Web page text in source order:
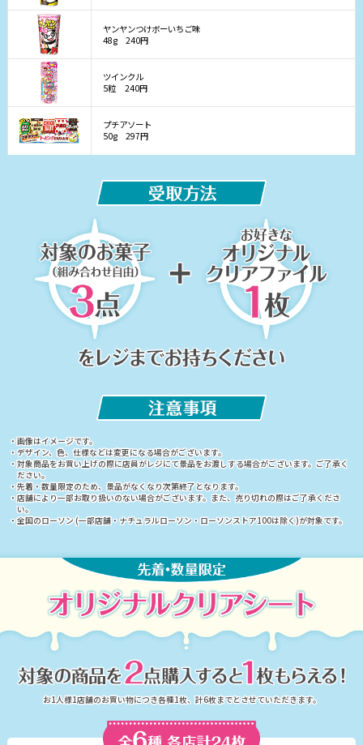
ヤンヤンつけボーいちご味
48g
240円
ツインクル
5粒
240円
プチアソート
50g
297円
・画像はイメージです。
・デザイン、色、仕様などは変更になる場合がございます。
・対象商品をお買い上げの際に店員がレジにて景品をお渡しする場合がございます。ご了承く
ださい。
・先着・数量限定のため、景品がなくなり次第終了となります。
・店舗により一部お取り扱いのない場合がございます。また、売り切れの際はご了承くださ
い。
・全国のローソン (一部店舗・ナチュラルローソン・ローソンストア100は除く)が対象です。
お1人様1店舗のお買い物につき各種1枚、計6枚までとさせていただきます。